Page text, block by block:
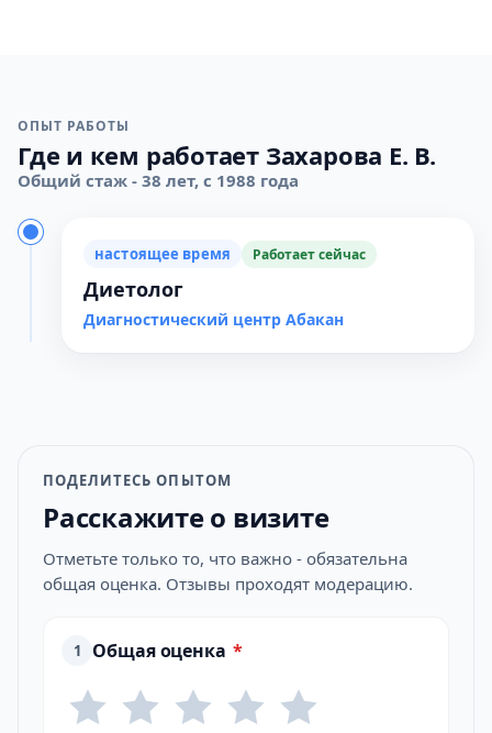
ОПЫТ РАБОТЫ
Где и кем работает Захарова Е. В.
Общий стаж - 38 лет, с 1988 года
настоящее время Работает сейчас
Диетолог
Диагностический центр Абакан
ПОДЕЛИТЕСЬ ОПЫТОМ
Расскажите о визите
Отметьте только то, что важно - обязательна
общая оценка. Отзывы проходят модерацию.
1 Общая оценка *